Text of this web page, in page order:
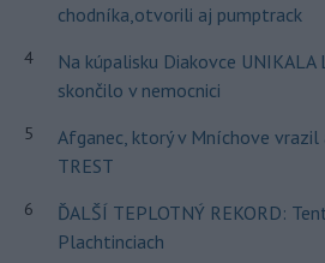
chodníka,otvorili aj pumptrack
4
Na kúpalisku Diakovce UNIKALA
skončilo v nemocnici
5
Afganec, ktorý v Mníchove
TREST
6
ĎALŠÍ TEPLOTNÝ REKORD:
Plachtinciach